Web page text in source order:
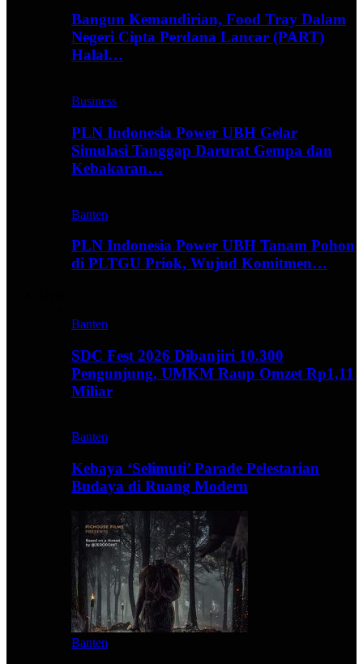
Bangun Kemandirian, Food Tray Dalam
Negeri Cipta Perdana Lancar (PART)
Halal…
Business
PLN Indonesia Power UBH Gelar
Simulasi Tanggap Darurat Gempa dan
Kebakaran…
Banten
PLN Indonesia Power UBH Tanam Pohon
di PLTGU Priok, Wujud Komitmen…
Banten
SDC Fest 2026 Dibanjiri 10.300
Pengunjung, UMKM Raup Omzet Rp1,11
Miliar
Banten
Kebaya ‘Selimuti’ Parade Pelestarian
Budaya di Ruang Modern
Banten